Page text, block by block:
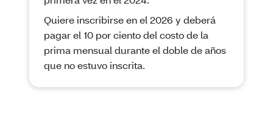
Quiere inscribirse en el 2026 y deberá
pagar el 10 por ciento del costo de la
prima mensual durante el doble de años
que no estuvo inscrita.